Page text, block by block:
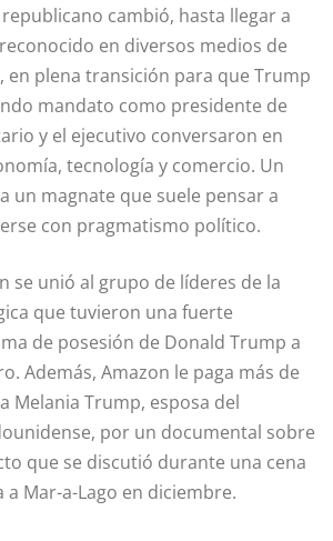
cambió, hasta llegar a
en diversos medios de
en plena transición para que Trump
mandato como presidente de
y el ejecutivo conversaron en
tecnología y comercio. Un
un magnate que suele pensar a
con pragmatismo político.
se unió al grupo de líderes de la
que tuvieron una fuerte
de posesión de Donald Trump a
Además, Amazon le paga más de
Melania Trump, esposa del
por un documental sobre
que se discutió durante una cena
Mar-a-Lago en diciembre.